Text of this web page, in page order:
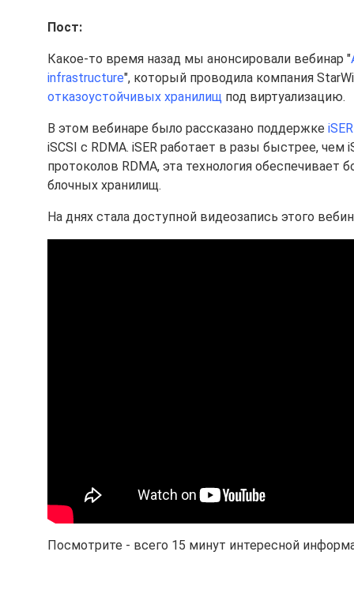
Пост:
Какое-то время назад мы анонсировали вебинар "
infrastructure", который проводила компания
отказоустойчивых хранилищ под виртуализацию.
В этом вебинаре было рассказано поддержке iSER
iSCSI с RDMA. iSER работает в разы быстрее,
протоколов RDMA, эта технология
блочных хранилищ.
На днях стала доступной видеозапись этого
Посмотрите - всего 15 минут интересной